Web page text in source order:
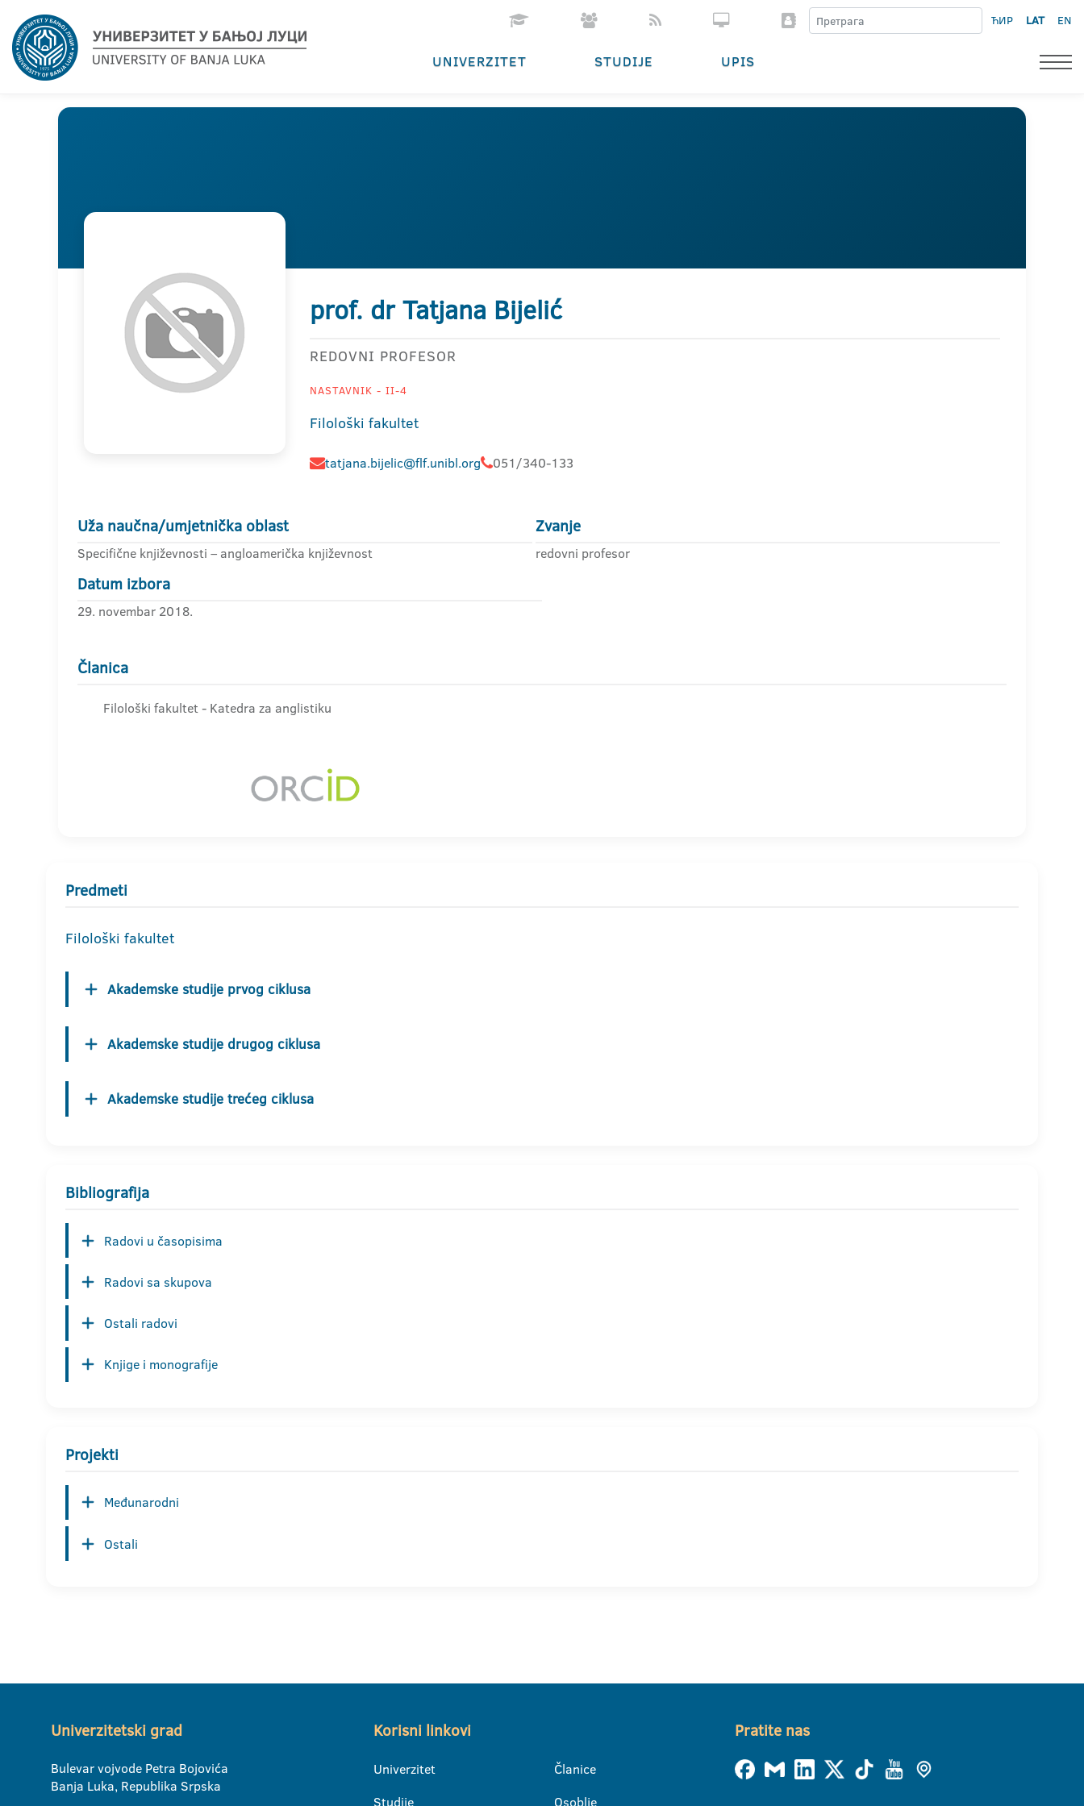
ЋИР LAT EN
UNIVERZITET STUDIJE UPIS
prof. dr Tatjana Bijelić
REDOVNI PROFESOR
NASTAVNIK - II-4
Filološki fakultet
tatjana.bijelic@flf.unibl.org 051/340-133
Uža naučna/umjetnička oblast
Specifične književnosti – angloamerička književnost
Zvanje
redovni profesor
Datum izbora
29. novembar 2018.
Članica
Filološki fakultet - Katedra za anglistiku
Predmeti
Filološki fakultet
Akademske studije prvog ciklusa
Akademske studije drugog ciklusa
Akademske studije trećeg ciklusa
Bibliografija
Radovi u časopisima
Radovi sa skupova
Ostali radovi
Knjige i monografije
Projekti
Međunarodni
Ostali
Univerzitetski grad
Bulevar vojvode Petra Bojovića
Banja Luka, Republika Srpska
Korisni linkovi
Univerzitet
Studije
Članice
Osoblje
Pratite nas